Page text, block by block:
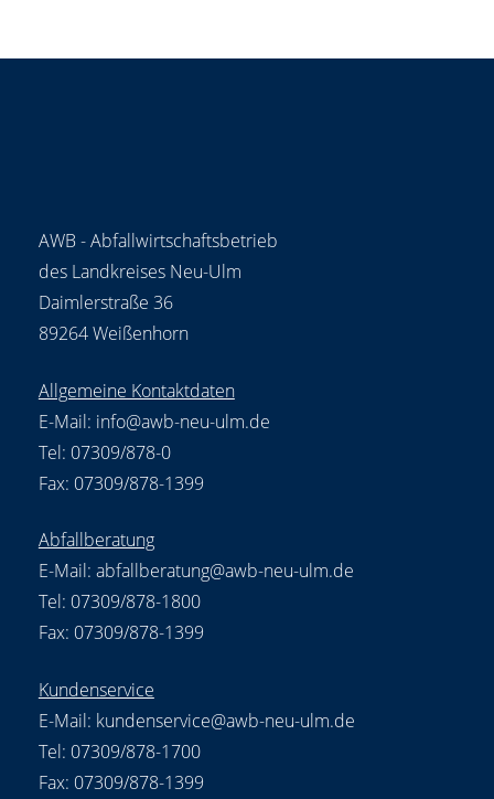
AWB - Abfallwirtschaftsbetrieb
des Landkreises Neu-Ulm
Daimlerstraße 36
89264 Weißenhorn
Allgemeine Kontaktdaten
E-Mail: info@awb-neu-ulm.de
Tel: 07309/878-0
Fax: 07309/878-1399
Abfallberatung
E-Mail: abfallberatung@awb-neu-ulm.de
Tel: 07309/878-1800
Fax: 07309/878-1399
Kundenservice
E-Mail: kundenservice@awb-neu-ulm.de
Tel: 07309/878-1700
Fax: 07309/878-1399